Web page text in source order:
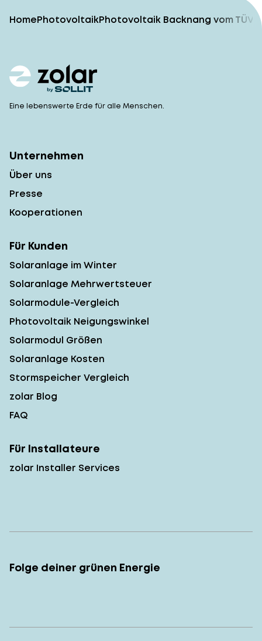
HomePhotovoltaikPhotovoltaik Backnang vom
Eine lebenswerte Erde für alle Menschen.
Unternehmen
Über uns
Presse
Kooperationen
Für Kunden
Solaranlage im Winter
Solaranlage Mehrwertsteuer
Solarmodule-Vergleich
Photovoltaik Neigungswinkel
Solarmodul Größen
Solaranlage Kosten
Stormspeicher Vergleich
zolar Blog
FAQ
Für Installateure
zolar Installer Services
Folge deiner grünen Energie